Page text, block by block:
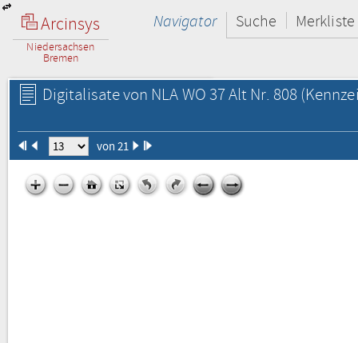
Arcinsys
Niedersachsen
Bremen
Navigator Suche Merkliste
Digitalisate von NLA WO 37 Alt Nr. 808
von 21